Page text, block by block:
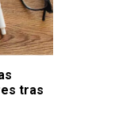
tras